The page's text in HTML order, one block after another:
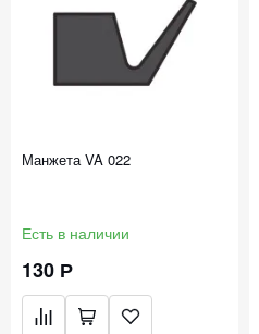
Манжета VA 022
Есть в наличии
130 Р